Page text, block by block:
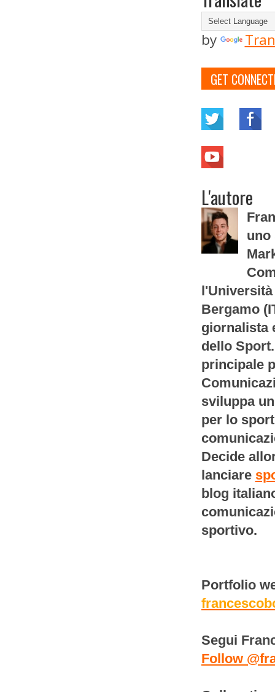
by
GET
L'autore
uno
Bergamo
giornalista
dello
principale
sviluppa
per lo
Decide
lanciare
blog
sportivo.
Portfolio
Segui
Follow